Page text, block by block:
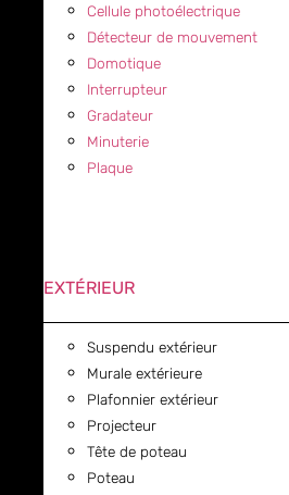
Cellule photoélectrique
Détecteur de mouvement
Domotique
Interrupteur
Gradateur
Minuterie
Plaque
EXTÉRIEUR
Suspendu extérieur
Murale extérieure
Plafonnier extérieur
Projecteur
Tête de poteau
Poteau